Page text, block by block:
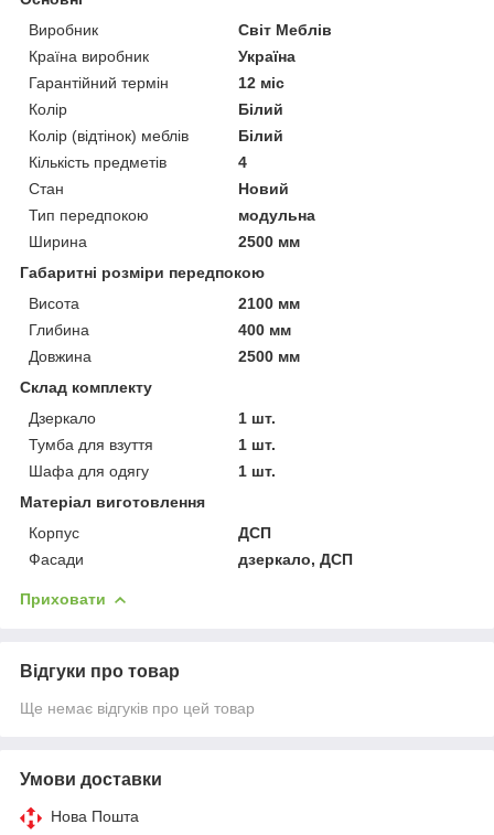
Виробник
Світ Меблів
Країна виробник
Україна
Гарантійний термін
12 міс
Колір
Білий
Колір (відтінок) меблів
Білий
Кількість предметів
4
Стан
Новий
Тип передпокою
модульна
Ширина
2500 мм
Габаритні розміри передпокою
Висота
2100 мм
Глибина
400 мм
Довжина
2500 мм
Склад комплекту
Дзеркало
1 шт.
Тумба для взуття
1 шт.
Шафа для одягу
1 шт.
Матеріал виготовлення
Корпус
ДСП
Фасади
дзеркало, ДСП
Приховати
Відгуки про товар
Ще немає відгуків про цей товар
Умови доставки
Нова Пошта